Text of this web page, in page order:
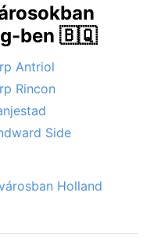
ben 🇧🇶
Antriol
Rincon
Side
Holland